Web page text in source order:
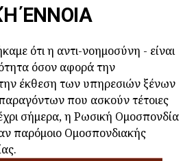
ΈΝΝΟΙΑ
ότι η αντι-νοημοσύνη - είναι
όσον αφορά την
έκθεση των υπηρεσιών ξένων
που ασκούν τέτοιες
σήμερα, η Ρωσική Ομοσπονδία
παρόμοιο Ομοσπονδιακής